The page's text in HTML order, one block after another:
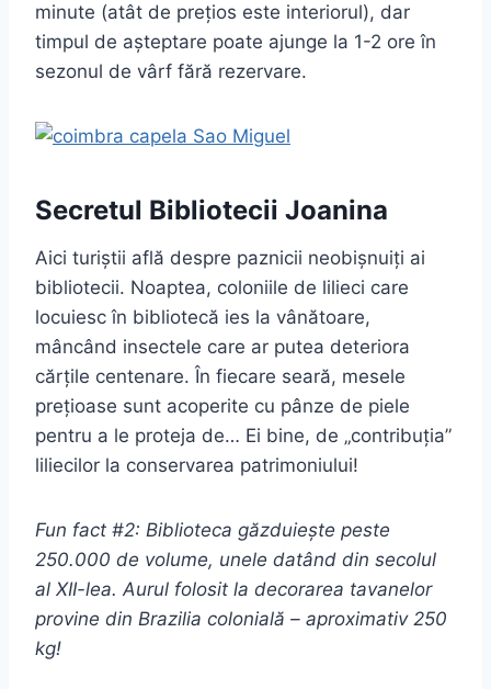
minute (atât de prețios este interiorul), dar
timpul de așteptare poate ajunge la 1-2 ore în
sezonul de vârf fără rezervare.
Secretul Bibliotecii Joanina
Aici turiștii află despre paznicii neobișnuiți ai
bibliotecii. Noaptea, coloniile de lilieci care
locuiesc în bibliotecă ies la vânătoare,
mâncând insectele care ar putea deteriora
cărțile centenare. În fiecare seară, mesele
prețioase sunt acoperite cu pânze de piele
pentru a le proteja de… Ei bine, de „contribuția”
liliecilor la conservarea patrimoniului!
Fun fact #2: Biblioteca găzduiește peste
250.000 de volume, unele datând din secolul
al XII-lea. Aurul folosit la decorarea tavanelor
provine din Brazilia colonială – aproximativ 250
kg!